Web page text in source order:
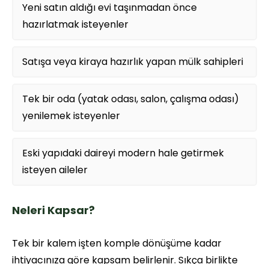
Yeni satın aldığı evi taşınmadan önce
hazırlatmak isteyenler
Satışa veya kiraya hazırlık yapan mülk sahipleri
Tek bir oda (yatak odası, salon, çalışma odası)
yenilemek isteyenler
Eski yapıdaki daireyi modern hale getirmek
isteyen aileler
Neleri Kapsar?
Tek bir kalem işten komple dönüşüme kadar
ihtiyacınıza göre kapsam belirlenir. Sıkça birlikte